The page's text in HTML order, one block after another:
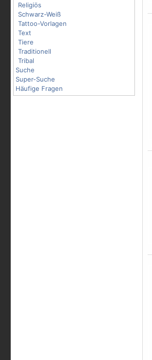
Religiös
Schwarz-Weiß
Tattoo-Vorlagen
Text
Tiere
Traditionell
Tribal
Suche
Super-Suche
Häufige Fragen